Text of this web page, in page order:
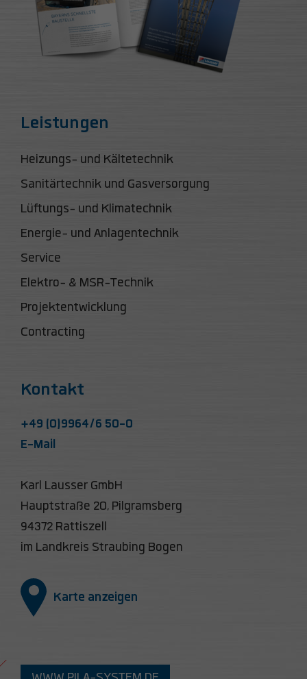
Leistungen
Heizungs- und Kältetechnik
Sanitärtechnik und Gasversorgung
Lüftungs- und Klimatechnik
Energie- und Anlagentechnik
Service
Elektro- & MSR-Technik
Projektentwicklung
Contracting
Kontakt
+49 (0)9964/6 50-0
E-Mail
Karl Lausser GmbH
Hauptstraße 20, Pilgramsberg
94372 Rattiszell
im Landkreis Straubing Bogen
Karte anzeigen